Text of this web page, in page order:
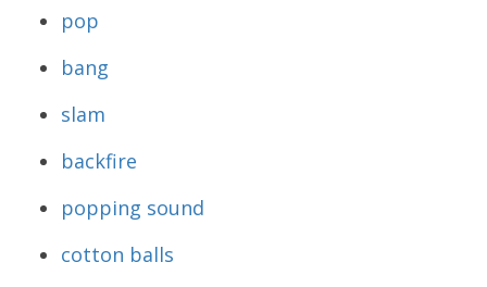
pop
bang
slam
backfire
popping sound
cotton balls